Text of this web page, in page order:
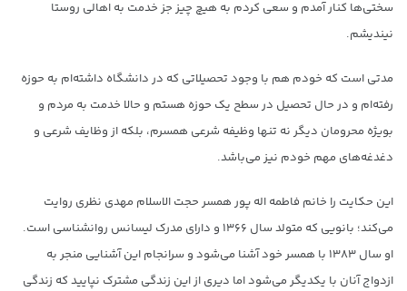
سختی‌ها کنار آمدم و سعی کردم به هیچ چیز جز خدمت به اهالی روستا
نیندیشم.
مدتی است که خودم هم با وجود تحصیلاتی که در دانشگاه داشته‌ام به حوزه
رفته‌ام و در حال تحصیل در سطح یک حوزه هستم و حالا خدمت به مردم و
بویژه محرومان دیگر نه تنها وظیفه شرعی همسرم، بلکه از وظایف شرعی و
دغدغه‌های مهم خودم نیز می‌باشد.
این حکایت را خانم فاطمه اله پور همسر حجت الاسلام مهدی نظری روایت
می‌کند؛ بانویی که متولد سال ۱۳۶۶ و دارای مدرک لیسانس روانشناسی است.
او سال ۱۳۸۳ با همسر خود آشنا می‌شود و سرانجام این آشنایی منجر به
ازدواج آنان با یکدیگر می‌شود اما دیری از این زندگی مشترک نپایید که زندگی